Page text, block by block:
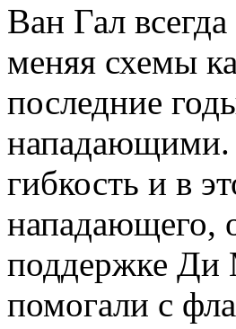
Ван Гал
меняя схемы
последние
нападающими.
гибкость и в
нападающего,
поддержке Ди
помогали с